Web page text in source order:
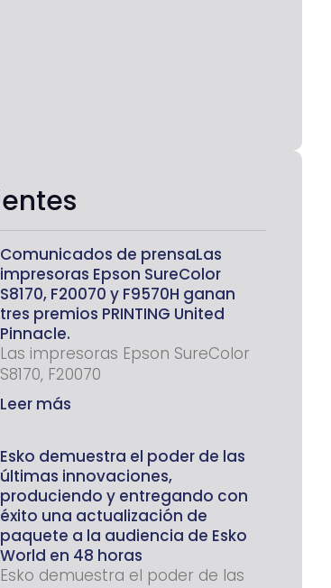
Comunicados de prensaLas
impresoras Epson SureColor
S8170, F20070 y F9570H ganan
tres premios PRINTING United
Pinnacle.
Las impresoras Epson SureColor
S8170, F20070
Leer más
Esko demuestra el poder de las
últimas innovaciones,
produciendo y entregando con
éxito una actualización de
paquete a la audiencia de Esko
World en 48 horas
Esko demuestra el poder de las